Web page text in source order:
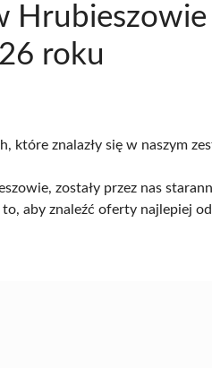
Hrubieszowie
roku
które znalazły się w naszym
zostały przez nas
aby znaleźć oferty najlepiej